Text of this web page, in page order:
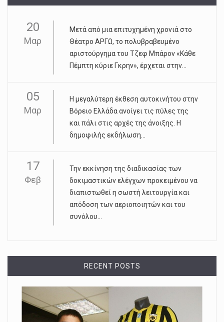
20
Μαρ
Μετά από μια επιτυχημένη χρονιά στο
Θέατρο ΑΡΓΩ, το πολυβραβευμένο
αριστούργημα του Τζεφ Μπάρον «Κάθε
Πέμπτη κύριε Γκρην», έρχεται στην...
05
Μαρ
Η μεγαλύτερη έκθεση αυτοκινήτου στην
Βόρειο Ελλάδα ανοίγει τις πύλες της
και πάλι στις αρχές της άνοιξης. Η
δημοφιλής εκδήλωση...
17
Φεβ
Την εκκίνηση της διαδικασίας των
δοκιμαστικών ελέγχων προκειμένου να
διαπιστωθεί η σωστή λειτουργία και
απόδοση των αεριοποιητών και του
συνόλου...
RECENT POSTS